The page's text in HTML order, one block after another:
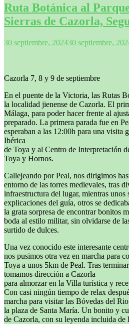
Ruta Botánica al
Sierras de Cazorla,
30 septiembre, 202430 septiembre,
Cazorla 7, 8 y 9 de septiembre
En el puente de la Victoria, las Rutas
la localidad jienense de Cazorla. El
Málaga, para poder hacer frente al
preparado. La primera parada fue en
esperaban a las 12:00h para una visita
Ibérica
de Toya y al Centro de Interpretación
Toya y Hornos.
Callejeando por Peal, nos dirigimos
entorno de las torres medievales, tras
infraestructura del lugar, mientras unos
explicaciones del guía, otros se
la grata sorpresa de encontrar bonitos
boda al estilo militar, sin olvidarse de
surtido de dulces.
Una vez conocido este interesante
nos pusimos otra vez en marcha para
Toya a unos 5km de Peal. Tras
tomamos dirección a Cazorla
para almorzar en la Villa turística y
Con casi ningún tiempo de relax
marcha para visitar las Bóvedas del
la plaza de Santa María. Un bonito y
de Cazorla, con su leyenda incluida de